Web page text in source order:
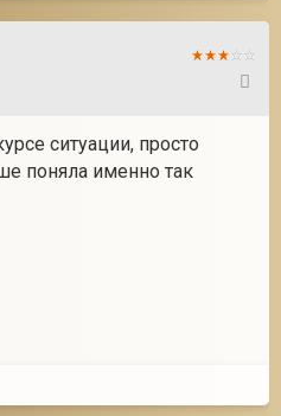
ситуации, просто
поняла именно так